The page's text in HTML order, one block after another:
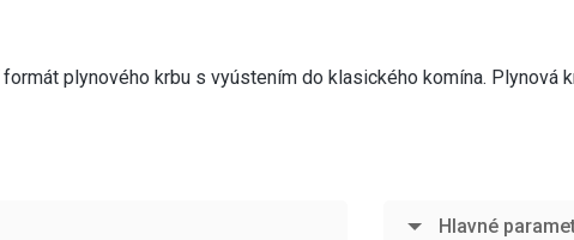
formát plynového krbu s vyústením do klasického komína.
Hlavné